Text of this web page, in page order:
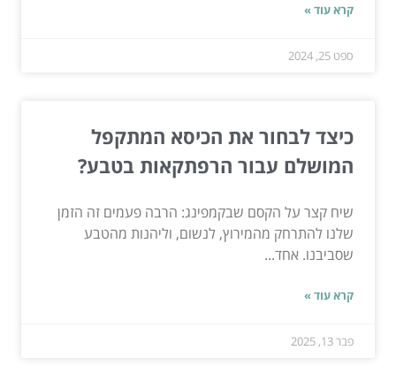
קרא עוד »
ספט 25, 2024
כיצד לבחור את הכיסא המתקפל
המושלם עבור הרפתקאות בטבע?
שיח קצר על הקסם שבקמפינג: הרבה פעמים זה הזמן
שלנו להתרחק מהמירוץ, לנשום, וליהנות מהטבע
שסביבנו. אחד...
קרא עוד »
פבר 13, 2025